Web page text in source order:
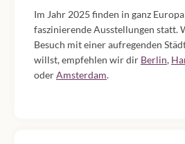
Im Jahr 2025 finden in ganz
faszinierende Ausstellungen statt.
Besuch mit einer aufregenden
willst, empfehlen wir dir Berlin,
oderAmsterdam.